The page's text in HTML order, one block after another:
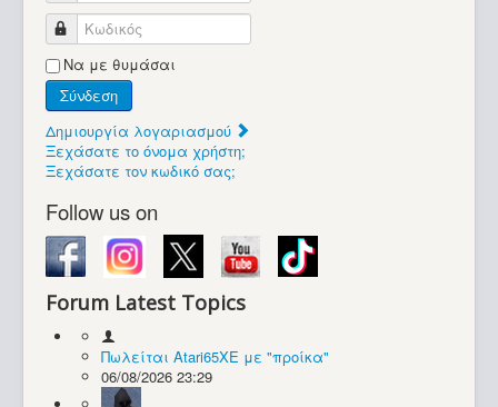
Συλλογές / Projects
Κωδικός
Να με θυμάσαι
Σύνδεση
Δημιουργία λογαριασμού
Ξεχάσατε το όνομα χρήστη;
Ξεχάσατε τον κωδικό σας;
Follow us on
Forum Latest Topics
Πωλείται Atari65XE με "προίκα"
06/08/2026 23:29